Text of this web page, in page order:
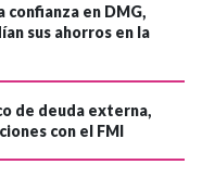
confianza en DMG,
sus ahorros en la
de deuda externa,
con el FMI